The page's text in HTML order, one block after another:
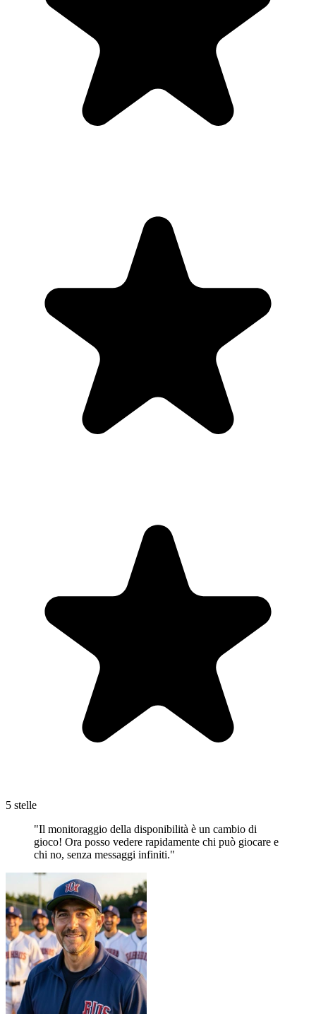
5 stelle
"Il monitoraggio della disponibilità è un cambio di
gioco! Ora posso vedere rapidamente chi può giocare e
chi no, senza messaggi infiniti."